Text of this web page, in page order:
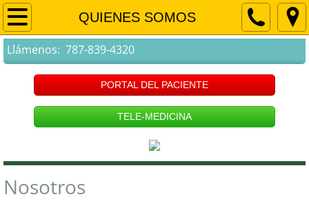
QUIENES SOMOS
PRINCIPAL
QUIENES SOMOS
SERVICIOS
FACULTAD MÉDICA
PROGRAMA DE DESCUENTOS
LOCALIDADES Y HORARIOS
Llámenos: 787-839-4320
PORTAL DEL PACIENTE
TELE-MEDICINA
Nosotros